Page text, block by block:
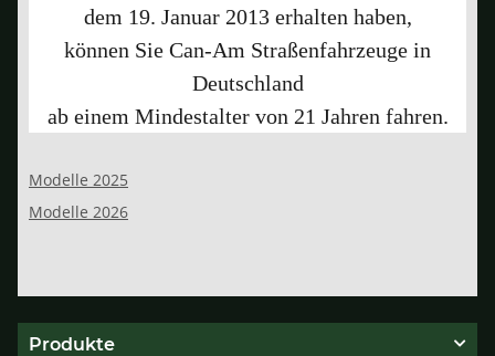
dem 19. Januar 2013 erhalten haben,
können Sie Can-Am Straßenfahrzeuge in
Deutschland
ab einem Mindestalter von 21 Jahren fahren.
Modelle 2025
Modelle 2026
Produkte